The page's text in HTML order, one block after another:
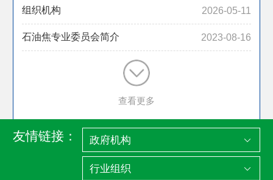
组织机构 2026-05-11
石油焦专业委员会简介 2023-08-16
查看更多
友情链接：